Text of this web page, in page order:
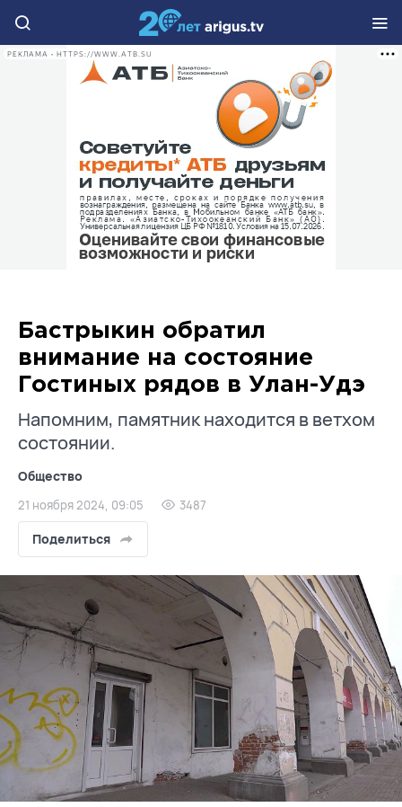
РЕКЛАМА • HTTPS://WWW.ATB.SU
Бастрыкин обратил
внимание на состояние
Гостиных рядов в Улан-Удэ
Напомним, памятник находится в ветхом
состоянии.
Общество
21 ноября 2024, 09:05 3487
Поделиться